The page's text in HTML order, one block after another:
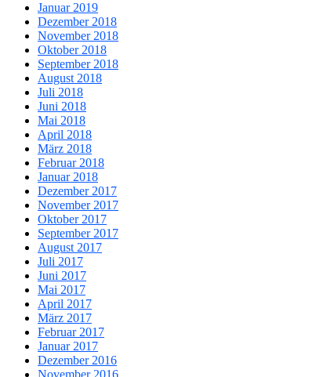
Januar 2019
Dezember 2018
November 2018
Oktober 2018
September 2018
August 2018
Juli 2018
Juni 2018
Mai 2018
April 2018
März 2018
Februar 2018
Januar 2018
Dezember 2017
November 2017
Oktober 2017
September 2017
August 2017
Juli 2017
Juni 2017
Mai 2017
April 2017
März 2017
Februar 2017
Januar 2017
Dezember 2016